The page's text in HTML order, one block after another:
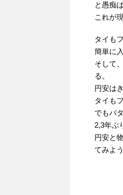
と愚痴
これが
タイも
簡単に
そして
る。
円安は
タイも
でもパ
2,3年ぶ
円安と
てみよう